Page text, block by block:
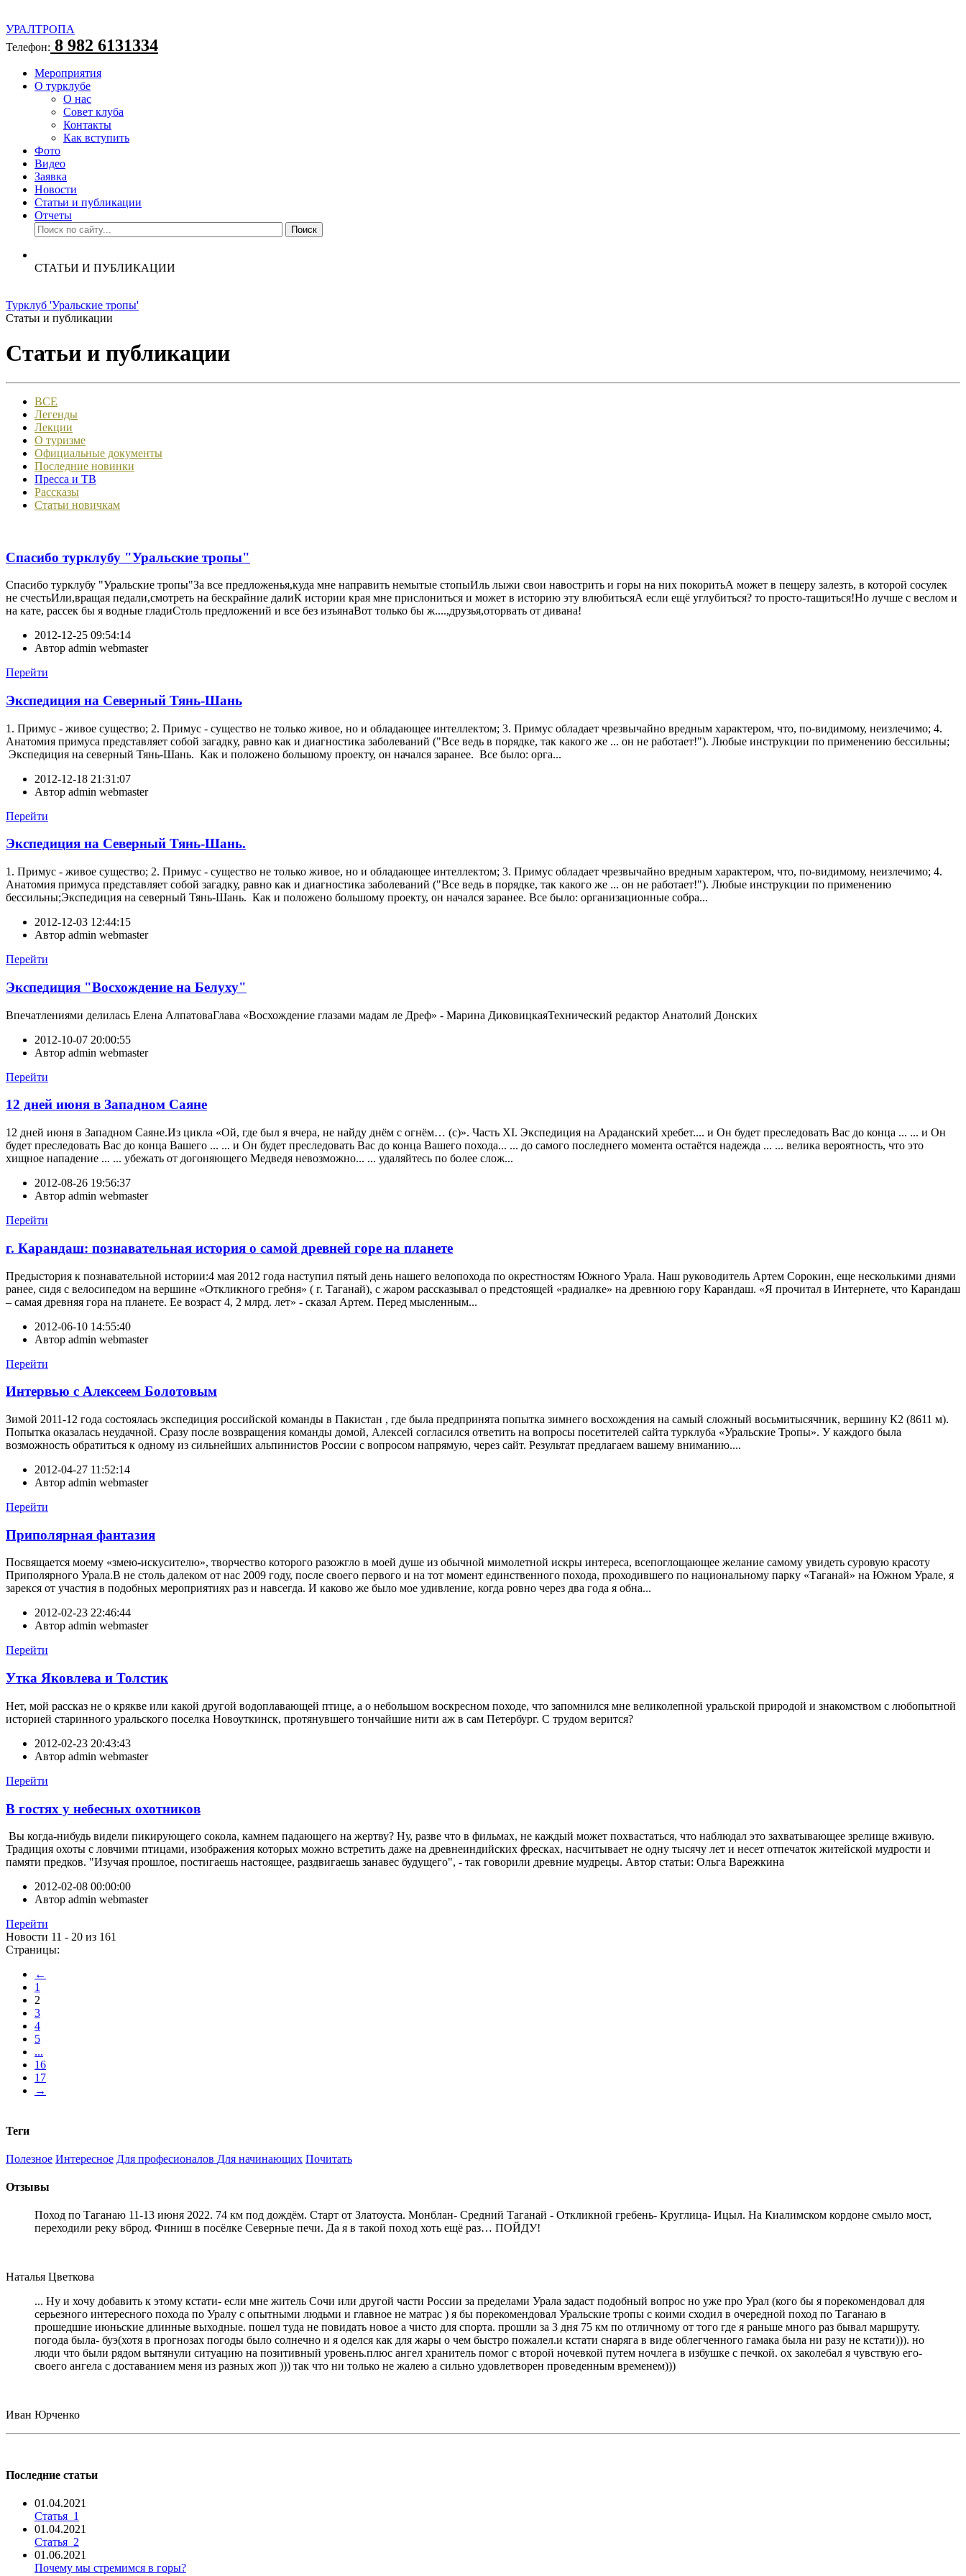
УРАЛТРОПА
Телефон: 8 982 6131334
Мероприятия
О турклубе
О нас
Совет клуба
Контакты
Как вступить
Фото
Видео
Заявка
Новости
Статьи и публикации
Отчеты
СТАТЬИ И ПУБЛИКАЦИИ
Турклуб 'Уральские тропы'
Статьи и публикации
Статьи и публикации
ВСЕ
Легенды
Лекции
О туризме
Официальные документы
Последние новинки
Пресса и ТВ
Рассказы
Статьи новичкам
Спасибо турклубу "Уральские тропы"
Спасибо турклубу "Уральские тропы"За все предложенья,куда мне направить немытые стопыИль лыжи свои навострить и горы на них покоритьА может в пещеру залезть, в которой сосулек
не счестьИли,вращая педали,смотреть на бескрайние далиК истории края мне прислониться и может в историю эту влюбитьсяА если ещё углубиться? то просто-тащиться!Но лучше с веслом и
на кате, рассек бы я водные гладиСтоль предложений и все без изъянаВот только бы ж....,друзья,оторвать от дивана!
2012-12-25 09:54:14
Автор admin webmaster
Перейти
Экспедиция на Северный Тянь-Шань
1. Примус - живое существо; 2. Примус - существо не только живое, но и обладающее интеллектом; 3. Примус обладает чрезвычайно вредным характером, что, по-видимому, неизлечимо; 4.
Анатомия примуса представляет собой загадку, равно как и диагностика заболеваний ("Все ведь в порядке, так какого же ... он не работает!"). Любые инструкции по применению бессильны;
Экспедиция на северный Тянь-Шань. Как и положено большому проекту, он начался заранее. Все было: орга...
2012-12-18 21:31:07
Автор admin webmaster
Перейти
Экспедиция на Северный Тянь-Шань.
1. Примус - живое существо; 2. Примус - существо не только живое, но и обладающее интеллектом; 3. Примус обладает чрезвычайно вредным характером, что, по-видимому, неизлечимо; 4.
Анатомия примуса представляет собой загадку, равно как и диагностика заболеваний ("Все ведь в порядке, так какого же ... он не работает!"). Любые инструкции по применению
бессильны;Экспедиция на северный Тянь-Шань. Как и положено большому проекту, он начался заранее. Все было: организационные собра...
2012-12-03 12:44:15
Автор admin webmaster
Перейти
Экспедиция "Восхождение на Белуху"
Впечатлениями делилась Елена АлпатоваГлава «Восхождение глазами мадам ле Дреф» - Марина ДиковицкаяТехнический редактор Анатолий Донских
2012-10-07 20:00:55
Автор admin webmaster
Перейти
12 дней июня в Западном Саяне
12 дней июня в Западном Саяне.Из цикла «Ой, где был я вчера, не найду днём с огнём… (с)». Часть XI. Экспедиция на Араданский хребет.... и Он будет преследовать Вас до конца ... ... и Он
будет преследовать Вас до конца Вашего ... ... и Он будет преследовать Вас до конца Вашего похода... ... до самого последнего момента остаётся надежда ... ... велика вероятность, что это
хищное нападение ... ... убежать от догоняющего Медведя невозможно... ... удаляйтесь по более слож...
2012-08-26 19:56:37
Автор admin webmaster
Перейти
г. Карандаш: познавательная история о самой древней горе на планете
Предыстория к познавательной истории:4 мая 2012 года наступил пятый день нашего велопохода по окрестностям Южного Урала. Наш руководитель Артем Сорокин, еще несколькими днями
ранее, сидя с велосипедом на вершине «Откликного гребня» ( г. Таганай), с жаром рассказывал о предстоящей «радиалке» на древнюю гору Карандаш. «Я прочитал в Интернете, что Карандаш
– самая древняя гора на планете. Ее возраст 4, 2 млрд. лет» - сказал Артем. Перед мысленным...
2012-06-10 14:55:40
Автор admin webmaster
Перейти
Интервью с Алексеем Болотовым
Зимой 2011-12 года состоялась экспедиция российской команды в Пакистан , где была предпринята попытка зимнего восхождения на самый сложный восьмитысячник, вершину К2 (8611 м).
Попытка оказалась неудачной. Сразу после возвращения команды домой, Алексей согласился ответить на вопросы посетителей сайта турклуба «Уральские Тропы». У каждого была
возможность обратиться к одному из сильнейших альпинистов России с вопросом напрямую, через сайт. Результат предлагаем вашему вниманию....
2012-04-27 11:52:14
Автор admin webmaster
Перейти
Приполярная фантазия
Посвящается моему «змею-искусителю», творчество которого разожгло в моей душе из обычной мимолетной искры интереса, всепоглощающее желание самому увидеть суровую красоту
Приполярного Урала.В не столь далеком от нас 2009 году, после своего первого и на тот момент единственного похода, проходившего по национальному парку «Таганай» на Южном Урале, я
зарекся от участия в подобных мероприятиях раз и навсегда. И каково же было мое удивление, когда ровно через два года я обна...
2012-02-23 22:46:44
Автор admin webmaster
Перейти
Утка Яковлева и Толстик
Нет, мой рассказ не о крякве или какой другой водоплавающей птице, а о небольшом воскресном походе, что запомнился мне великолепной уральской природой и знакомством с любопытной
историей старинного уральского поселка Новоуткинск, протянувшего тончайшие нити аж в сам Петербург. С трудом верится?
2012-02-23 20:43:43
Автор admin webmaster
Перейти
В гостях у небесных охотников
Вы когда-нибудь видели пикирующего сокола, камнем падающего на жертву? Ну, разве что в фильмах, не каждый может похвастаться, что наблюдал это захватывающее зрелище вживую.
Традиция охоты с ловчими птицами, изображения которых можно встретить даже на древнеиндийских фресках, насчитывает не одну тысячу лет и несет отпечаток житейской мудрости и
памяти предков. "Изучая прошлое, постигаешь настоящее, раздвигаешь занавес будущего", - так говорили древние мудрецы. Автор статьи: Ольга Варежкина
2012-02-08 00:00:00
Автор admin webmaster
Перейти
Новости 11 - 20 из 161
Страницы:
←
1
2
3
4
5
...
16
17
→
Теги
Полезное Интересное Для професионалов Для начинающих Почитать
Отзывы
Поход по Таганаю 11-13 июня 2022. 74 км под дождём. Старт от Златоуста. Монблан- Средний Таганай - Откликной гребень- Круглица- Ицыл. На Киалимском кордоне смыло мост,
переходили реку вброд. Финиш в посёлке Северные печи. Да я в такой поход хоть ещё раз… ПОЙДУ!
Наталья Цветкова
... Ну и хочу добавить к этому кстати- если мне житель Сочи или другой части России за пределами Урала задаст подобный вопрос но уже про Урал (кого бы я порекомендовал для
серьезного интересного похода по Уралу с опытными людьми и главное не матрас ) я бы порекомендовал Уральские тропы с коими сходил в очередной поход по Таганаю в
прошедшие июньские длинные выходные. пошел туда не повидать новое а чисто для спорта. прошли за 3 дня 75 км по отличному от того где я раньше много раз бывал маршруту.
погода была- буэ(хотя в прогнозах погоды было солнечно и я оделся как для жары о чем быстро пожалел.и кстати снаряга в виде облегченного гамака была ни разу не кстати))). но
люди что были рядом вытянули ситуацию на позитивный уровень.плюс ангел хранитель помог с второй ночевкой путем ночлега в избушке с печкой. ох заколебал я чувствую его-
своего ангела с доставанием меня из разных жоп ))) так что ни только не жалею а сильно удовлетворен проведенным временем)))
Иван Юрченко
Последние статьи
01.04.2021
Статья_1
01.04.2021
Статья_2
01.06.2021
Почему мы стремимся в горы?